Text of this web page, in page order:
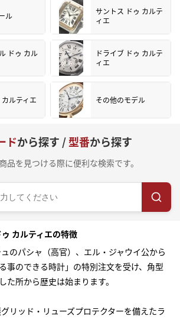
ル
サントス ドゥ カルテ
ィエ
ドゥ カル
ドライブ ドゥ カルテ
ィエ
ルティエ その他のモデル
ドから探す /型番から探す
品を見つける際に便利な検索です。
カルティエの特徴
のパシャ（高官）、エル・ジャウイ公から
事のできる時計」の特別注文を受け、角型
た所から歴史は始まります。
リッド・リューズプロテクターを備えたラ